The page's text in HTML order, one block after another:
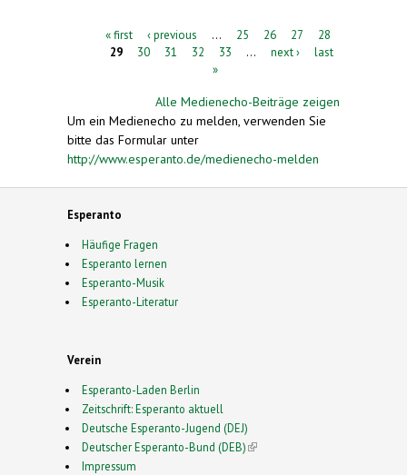
Pages« first ‹ previous … 25 26 27
28
29
30 31 32 33 … next ›
last
»
Alle Medienecho-Beiträge zeigen
Um ein Medienecho zu melden, verwenden Sie
bitte das Formular unter
http://www.esperanto.de/medienecho-melden
Esperanto
Häufige Fragen
Esperanto lernen
Esperanto-Musik
Esperanto-Literatur
Verein
Esperanto-Laden Berlin
Zeitschrift: Esperanto aktuell
Deutsche Esperanto-Jugend (DEJ)
Deutscher Esperanto-Bund (DEB)(link is external)
Impressum